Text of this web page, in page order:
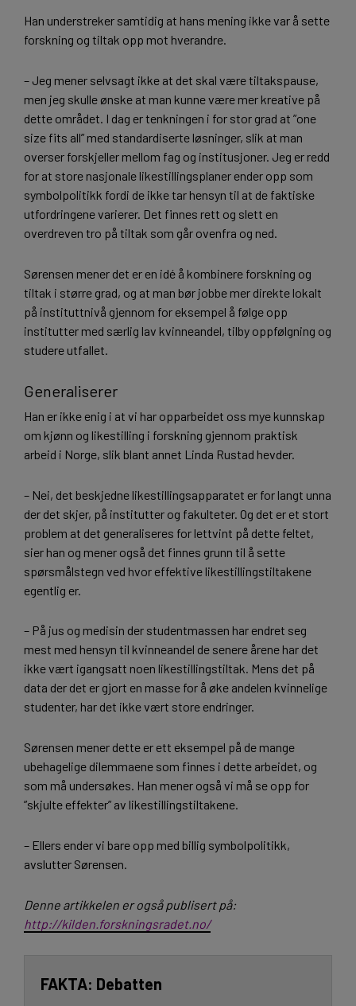
Han understreker samtidig at hans mening ikke var å sette
forskning og tiltak opp mot hverandre.
– Jeg mener selvsagt ikke at det skal være tiltakspause,
men jeg skulle ønske at man kunne være mer kreative på
dette området. I dag er tenkningen i for stor grad at ”one
size fits all” med standardiserte løsninger, slik at man
overser forskjeller mellom fag og institusjoner. Jeg er redd
for at store nasjonale likestillingsplaner ender opp som
symbolpolitikk fordi de ikke tar hensyn til at de faktiske
utfordringene varierer. Det finnes rett og slett en
overdreven tro på tiltak som går ovenfra og ned.
Sørensen mener det er en idé å kombinere forskning og
tiltak i større grad, og at man bør jobbe mer direkte lokalt
på instituttnivå gjennom for eksempel å følge opp
institutter med særlig lav kvinneandel, tilby oppfølgning og
studere utfallet.
Generaliserer
Han er ikke enig i at vi har opparbeidet oss mye kunnskap
om kjønn og likestilling i forskning gjennom praktisk
arbeid i Norge, slik blant annet Linda Rustad hevder.
– Nei, det beskjedne likestillingsapparatet er for langt unna
der det skjer, på institutter og fakulteter. Og det er et stort
problem at det generaliseres for lettvint på dette feltet,
sier han og mener også det finnes grunn til å sette
spørsmålstegn ved hvor effektive likestillingstiltakene
egentlig er.
– På jus og medisin der studentmassen har endret seg
mest med hensyn til kvinneandel de senere årene har det
ikke vært igangsatt noen likestillingstiltak. Mens det på
data der det er gjort en masse for å øke andelen kvinnelige
studenter, har det ikke vært store endringer.
Sørensen mener dette er ett eksempel på de mange
ubehagelige dilemmaene som finnes i dette arbeidet, og
som må undersøkes. Han mener også vi må se opp for
”skjulte effekter” av likestillingstiltakene.
– Ellers ender vi bare opp med billig symbolpolitikk,
avslutter Sørensen.
Denne artikkelen er også publisert på:
http://kilden.forskningsradet.no/
Debatten